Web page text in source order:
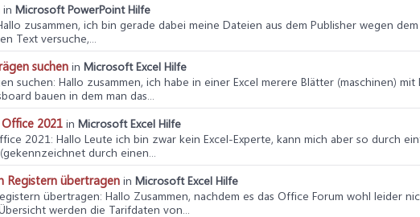
in Microsoft PowerPoint Hilfe
zusammen, ich bin gerade dabei meine Dateien aus dem Publisher wegen
Text versuche,...
suchen in Microsoft Excel Hilfe
suchen: Hallo zusammen, ich habe in einer Excel merere Blätter (maschinen)
bauen in dem man das...
2021 in Microsoft Excel Hilfe
2021: Hallo Leute ich bin zwar kein Excel-Experte, kann mich aber so durch
durch einen...
Registern übertragen in Microsoft Excel Hilfe
übertragen: Hallo Zusammen, nachdem es das Office Forum wohl leider
werden die Tarifdaten von...